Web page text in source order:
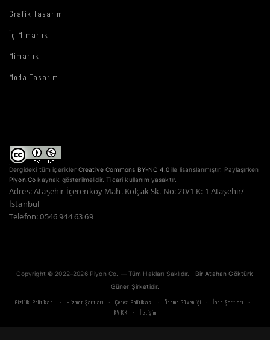
Grafik Tasarım
İç Mimarlık
Mimarlık
Moda Tasarım
Dergideki tüm içerikler Creative Commons BY-NC 4.0 ile lisanslanmıştır. Paylaşırken
Piyon.Co kaynak gösterilmelidir. Ticari kullanım yasaktır.
Adres: Ataşehir İçerenköy Mah. Kolçak Sk. No: 20/1 K: 1 Ataşehir/
İstanbul
Telefon: 0546 944 63 69
Copyright © 2022–2026 Piyon Co. — Tüm Hakları Saklıdır.
Bir Atahan Göktürk
Güner Şirketidir.
Gizlilik Politikası · Hizmet Şartları · Çerez Politikası · Ödeme Güvenliği · İade Şartları ·
KVKK · İletişim